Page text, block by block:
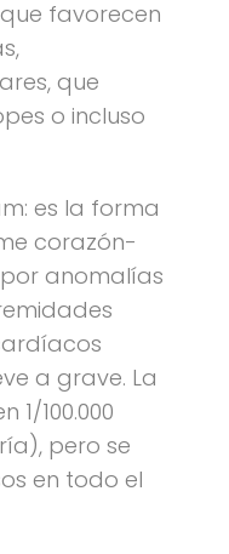
favorecen
que
o incluso
es la forma
corazón-
anomalías
a grave. La
1/100.000
pero se
en todo el